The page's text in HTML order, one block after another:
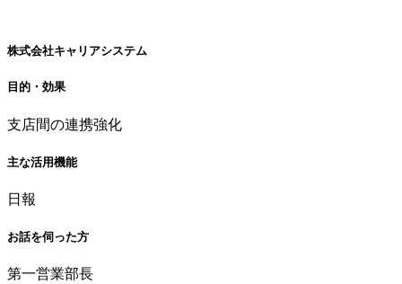
株式会社キャリアシステム
目的・効果
支店間の連携強化
主な活用機能
日報
お話を伺った方
第一営業部長